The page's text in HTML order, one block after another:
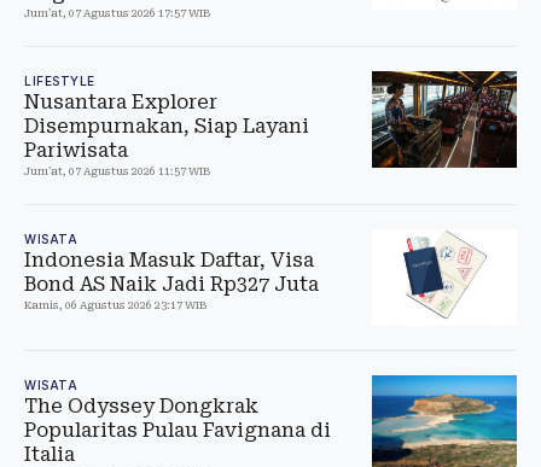
Jum'at, 07 Agustus 2026 17:57 WIB
LIFESTYLE
Nusantara Explorer
Disempurnakan, Siap Layani
Pariwisata
Jum'at, 07 Agustus 2026 11:57 WIB
WISATA
Indonesia Masuk Daftar, Visa
Bond AS Naik Jadi Rp327 Juta
Kamis, 06 Agustus 2026 23:17 WIB
WISATA
The Odyssey Dongkrak
Popularitas Pulau Favignana di
Italia